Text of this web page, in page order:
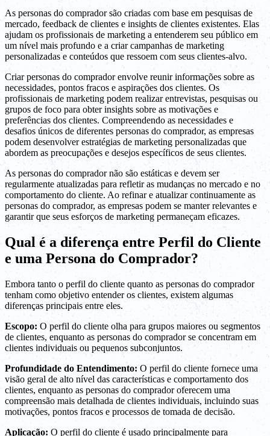
As personas do comprador são criadas com base em pesquisas de
mercado, feedback de clientes e insights de clientes existentes. Elas
ajudam os profissionais de marketing a entenderem seu público em
um nível mais profundo e a criar campanhas de marketing
personalizadas e conteúdos que ressoem com seus clientes-alvo.
Criar personas do comprador envolve reunir informações sobre as
necessidades, pontos fracos e aspirações dos clientes. Os
profissionais de marketing podem realizar entrevistas, pesquisas ou
grupos de foco para obter insights sobre as motivações e
preferências dos clientes. Compreendendo as necessidades e
desafios únicos de diferentes personas do comprador, as empresas
podem desenvolver estratégias de marketing personalizadas que
abordem as preocupações e desejos específicos de seus clientes.
As personas do comprador não são estáticas e devem ser
regularmente atualizadas para refletir as mudanças no mercado e no
comportamento do cliente. Ao refinar e atualizar continuamente as
personas do comprador, as empresas podem se manter relevantes e
garantir que seus esforços de marketing permaneçam eficazes.
Qual é a diferença entre Perfil do Cliente
e uma Persona do Comprador?
Embora tanto o perfil do cliente quanto as personas do comprador
tenham como objetivo entender os clientes, existem algumas
diferenças principais entre eles.
Escopo: O perfil do cliente olha para grupos maiores ou segmentos
de clientes, enquanto as personas do comprador se concentram em
clientes individuais ou pequenos subconjuntos.
Profundidade do Entendimento: O perfil do cliente fornece uma
visão geral de alto nível das características e comportamento dos
clientes, enquanto as personas do comprador oferecem uma
compreensão mais detalhada de clientes individuais, incluindo suas
motivações, pontos fracos e processos de tomada de decisão.
Aplicação: O perfil do cliente é usado principalmente para